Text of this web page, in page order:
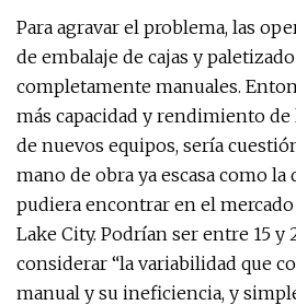
Para agravar el problema, las
de embalaje de cajas y
completamente manuales.
más capacidad y rendimiento de
de nuevos equipos, sería
mano de obra ya escasa como la
pudiera encontrar en el
Lake City. Podrían ser entre 15 y
considerar “la variabilidad que
manual y su ineficiencia, y